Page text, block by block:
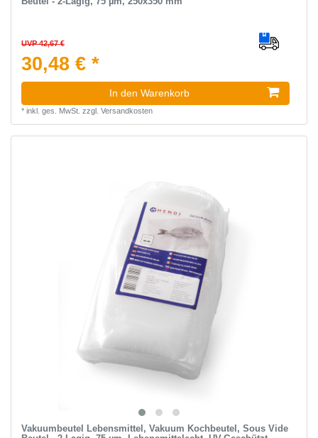
UVP 42,67 €
30,48 € *
In den Warenkorb
* inkl. ges. MwSt. zzgl. Versandkosten
Vakuumbeutel Lebensmittel, Vakuum Kochbeutel, Sous Vide